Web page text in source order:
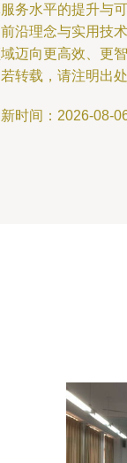
务水平的提升与
沿理念与实用技
迈向更高效、更
转载，请注明出
时间：2026-08-